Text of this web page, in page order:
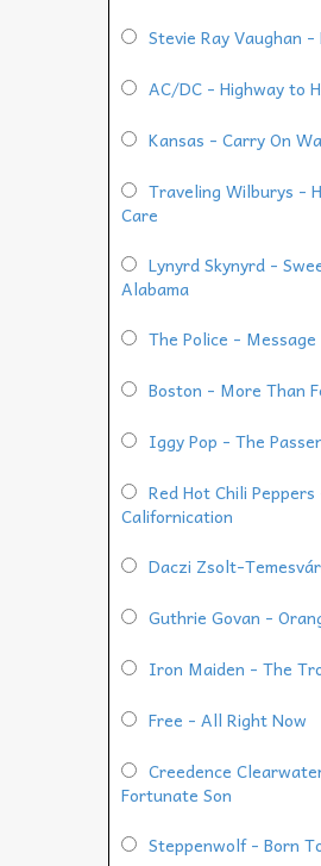
Stevie Ray Vaughan -
AC/DC - Highway to
Kansas - Carry On
Traveling Wilburys -
Care
Lynyrd Skynyrd -
Alabama
The Police -
Boston - More Than
Iggy Pop - The
Red Hot Chili Peppers
Californication
Daczi Zsolt-
Guthrie Govan -
Iron Maiden - The
Free - All Right Now
Creedence
Fortunate Son
Steppenwolf - Born